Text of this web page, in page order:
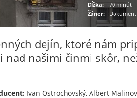
Dĺžka:
70 minút
Žáner:
Dokument
dejín, ktoré nám
nad našimi činmi skôr,
Ivan Ostrochovský, Albert